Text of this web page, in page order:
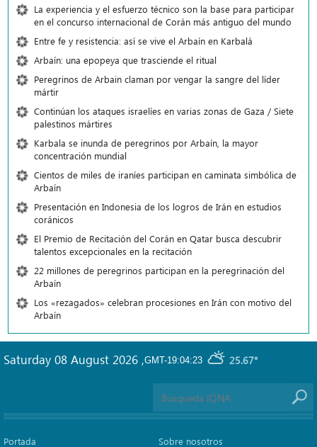
La experiencia y el esfuerzo técnico son la base para participar
en el concurso internacional de Corán más antiguo del mundo
Entre fe y resistencia: así se vive el Arbaín en Karbalá
Arbaín: una epopeya que trasciende el ritual
Peregrinos de Arbain claman por vengar la sangre del líder
mártir
Continúan los ataques israelíes en varias zonas de Gaza / Siete
palestinos mártires
Karbala se inunda de peregrinos por Arbaín, la mayor
concentración mundial
Cientos de miles de iraníes participan en caminata simbólica de
Arbaín
Presentación en Indonesia de los logros de Irán en estudios
coránicos
El Premio de Recitación del Corán en Qatar busca descubrir
talentos excepcionales en la recitación
22 millones de peregrinos participan en la peregrinación del
Arbaín
Los «rezagados» celebran procesiones en Irán con motivo del
Arbaín
GMT-19:04:23 25.67°
Saturday 08 August 2026 ,
Portada Sobre nosotros